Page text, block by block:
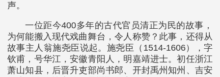
声。
一位距今400多年的古代官员清正为民的故事，
为何能搬入现代戏曲舞台，令人称赞？此事，还得从
故事主人翁施尧臣说起。施尧臣（1514-1606），字
钦甫，号华江，安徽青阳人，明嘉靖进士。初任浙江
萧山知县，后晋升吏部尚书郎、开封禹州知州、吉安